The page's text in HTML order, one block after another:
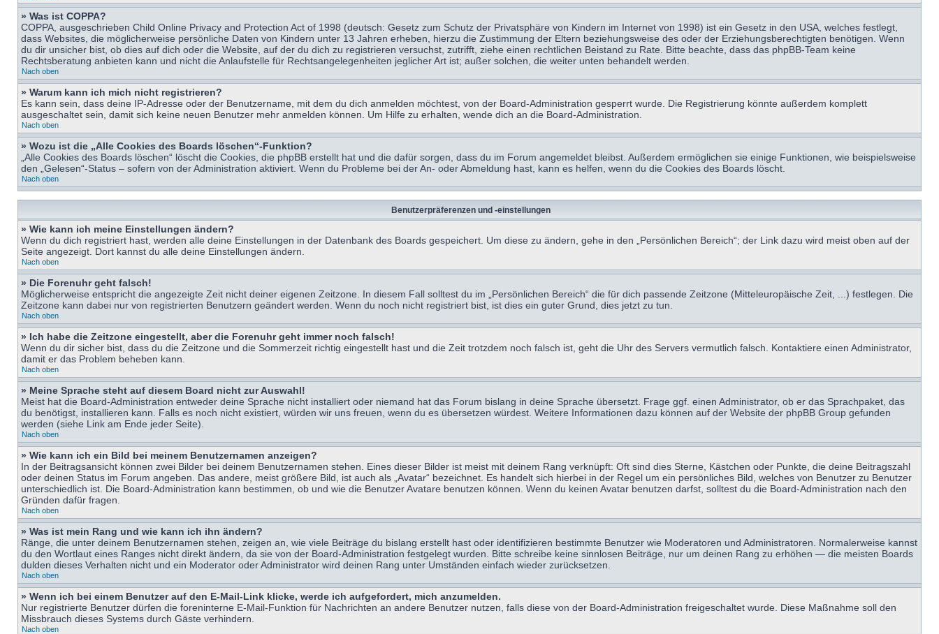
» Was ist COPPA?
COPPA, ausgeschrieben Child Online Privacy and Protection Act of 1998 (deutsch: Gesetz zum Schutz der Privatsphäre von Kindern im Internet von 1998) ist ein Gesetz in den USA, welches festlegt,
dass Websites, die möglicherweise persönliche Daten von Kindern unter 13 Jahren erheben, hierzu die Zustimmung der Eltern beziehungsweise des oder der Erziehungsberechtigten benötigen. Wenn
du dir unsicher bist, ob dies auf dich oder die Website, auf der du dich zu registrieren versuchst, zutrifft, ziehe einen rechtlichen Beistand zu Rate. Bitte beachte, dass das phpBB-Team keine
Rechtsberatung anbieten kann und nicht die Anlaufstelle für Rechtsangelegenheiten jeglicher Art ist; außer solchen, die weiter unten behandelt werden.
Nach oben
» Warum kann ich mich nicht registrieren?
Es kann sein, dass deine IP-Adresse oder der Benutzername, mit dem du dich anmelden möchtest, von der Board-Administration gesperrt wurde. Die Registrierung könnte außerdem komplett
ausgeschaltet sein, damit sich keine neuen Benutzer mehr anmelden können. Um Hilfe zu erhalten, wende dich an die Board-Administration.
Nach oben
» Wozu ist die „Alle Cookies des Boards löschen“-Funktion?
„Alle Cookies des Boards löschen“ löscht die Cookies, die phpBB erstellt hat und die dafür sorgen, dass du im Forum angemeldet bleibst. Außerdem ermöglichen sie einige Funktionen, wie beispielsweise
den „Gelesen“-Status – sofern von der Administration aktiviert. Wenn du Probleme bei der An- oder Abmeldung hast, kann es helfen, wenn du die Cookies des Boards löscht.
Nach oben
Benutzerpräferenzen und -einstellungen
» Wie kann ich meine Einstellungen ändern?
Wenn du dich registriert hast, werden alle deine Einstellungen in der Datenbank des Boards gespeichert. Um diese zu ändern, gehe in den „Persönlichen Bereich“; der Link dazu wird meist oben auf der
Seite angezeigt. Dort kannst du alle deine Einstellungen ändern.
Nach oben
» Die Forenuhr geht falsch!
Möglicherweise entspricht die angezeigte Zeit nicht deiner eigenen Zeitzone. In diesem Fall solltest du im „Persönlichen Bereich“ die für dich passende Zeitzone (Mitteleuropäische Zeit, ...) festlegen. Die
Zeitzone kann dabei nur von registrierten Benutzern geändert werden. Wenn du noch nicht registriert bist, ist dies ein guter Grund, dies jetzt zu tun.
Nach oben
» Ich habe die Zeitzone eingestellt, aber die Forenuhr geht immer noch falsch!
Wenn du dir sicher bist, dass du die Zeitzone und die Sommerzeit richtig eingestellt hast und die Zeit trotzdem noch falsch ist, geht die Uhr des Servers vermutlich falsch. Kontaktiere einen Administrator,
damit er das Problem beheben kann.
Nach oben
» Meine Sprache steht auf diesem Board nicht zur Auswahl!
Meist hat die Board-Administration entweder deine Sprache nicht installiert oder niemand hat das Forum bislang in deine Sprache übersetzt. Frage ggf. einen Administrator, ob er das Sprachpaket, das
du benötigst, installieren kann. Falls es noch nicht existiert, würden wir uns freuen, wenn du es übersetzen würdest. Weitere Informationen dazu können auf der Website der phpBB Group gefunden
werden (siehe Link am Ende jeder Seite).
Nach oben
» Wie kann ich ein Bild bei meinem Benutzernamen anzeigen?
In der Beitragsansicht können zwei Bilder bei deinem Benutzernamen stehen. Eines dieser Bilder ist meist mit deinem Rang verknüpft: Oft sind dies Sterne, Kästchen oder Punkte, die deine Beitragszahl
oder deinen Status im Forum angeben. Das andere, meist größere Bild, ist auch als „Avatar“ bezeichnet. Es handelt sich hierbei in der Regel um ein persönliches Bild, welches von Benutzer zu Benutzer
unterschiedlich ist. Die Board-Administration kann bestimmen, ob und wie die Benutzer Avatare benutzen können. Wenn du keinen Avatar benutzen darfst, solltest du die Board-Administration nach den
Gründen dafür fragen.
Nach oben
» Was ist mein Rang und wie kann ich ihn ändern?
Ränge, die unter deinem Benutzernamen stehen, zeigen an, wie viele Beiträge du bislang erstellt hast oder identifizieren bestimmte Benutzer wie Moderatoren und Administratoren. Normalerweise kannst
du den Wortlaut eines Ranges nicht direkt ändern, da sie von der Board-Administration festgelegt wurden. Bitte schreibe keine sinnlosen Beiträge, nur um deinen Rang zu erhöhen — die meisten Boards
dulden dieses Verhalten nicht und ein Moderator oder Administrator wird deinen Rang unter Umständen einfach wieder zurücksetzen.
Nach oben
» Wenn ich bei einem Benutzer auf den E-Mail-Link klicke, werde ich aufgefordert, mich anzumelden.
Nur registrierte Benutzer dürfen die foreninterne E-Mail-Funktion für Nachrichten an andere Benutzer nutzen, falls diese von der Board-Administration freigeschaltet wurde. Diese Maßnahme soll den
Missbrauch dieses Systems durch Gäste verhindern.
Nach oben